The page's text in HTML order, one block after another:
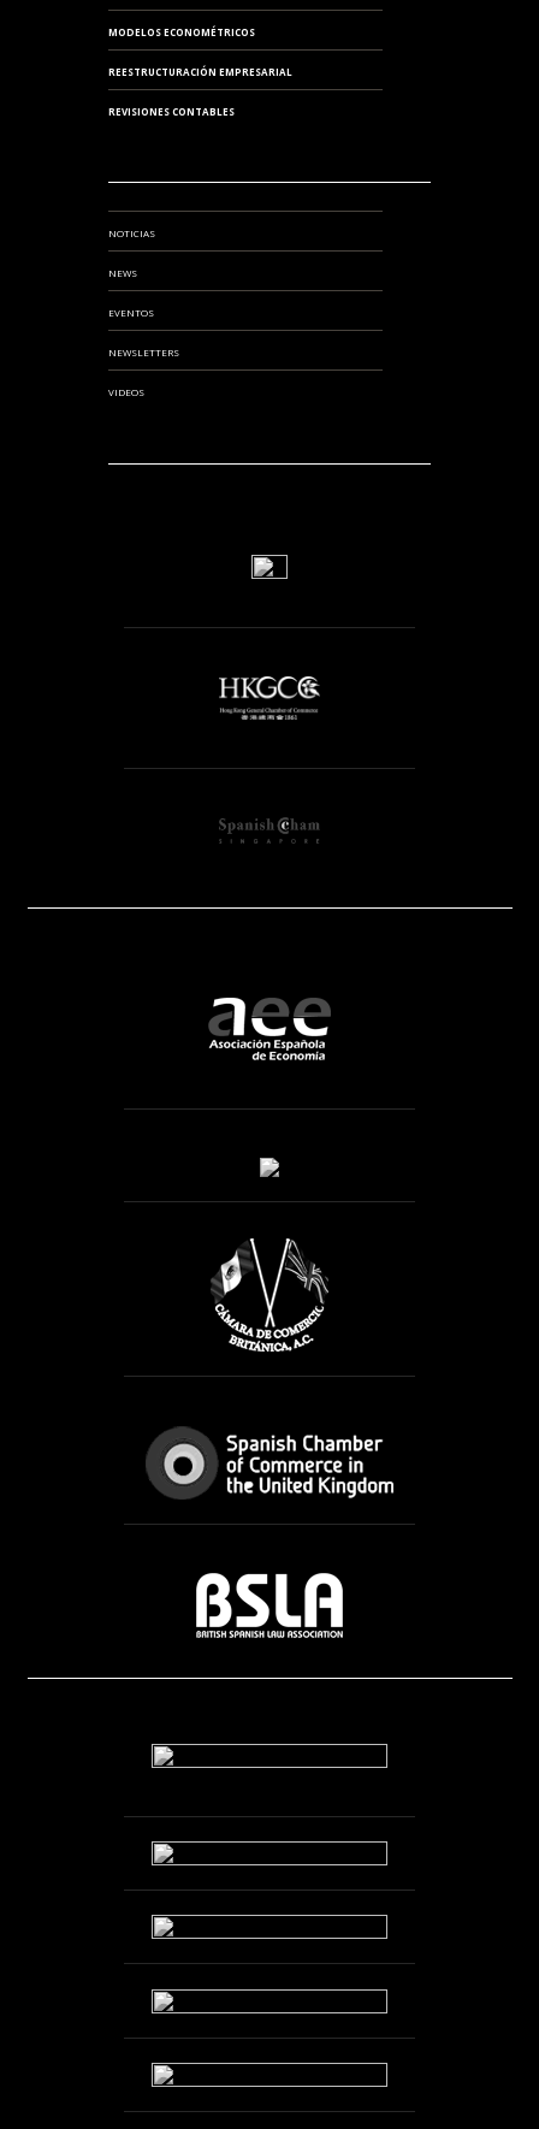
MODELOS ECONOMÉTRICOS
REESTRUCTURACIÓN EMPRESARIAL
REVISIONES CONTABLES
NOTICIAS
NEWS
EVENTOS
NEWSLETTERS
VIDEOS